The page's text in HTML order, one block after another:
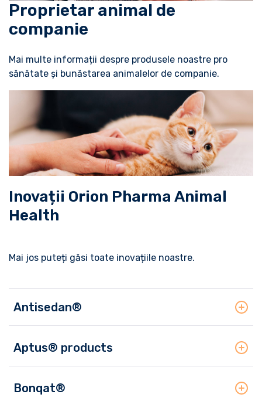
Proprietar animal de
companie
Mai multe informații despre produsele noastre pro
sănătate și bunăstarea animalelor de companie.
Inovații Orion Pharma Animal
Health
Mai jos puteți găsi toate inovațiile noastre.
Antisedan®
Aptus® products
Bonqat®